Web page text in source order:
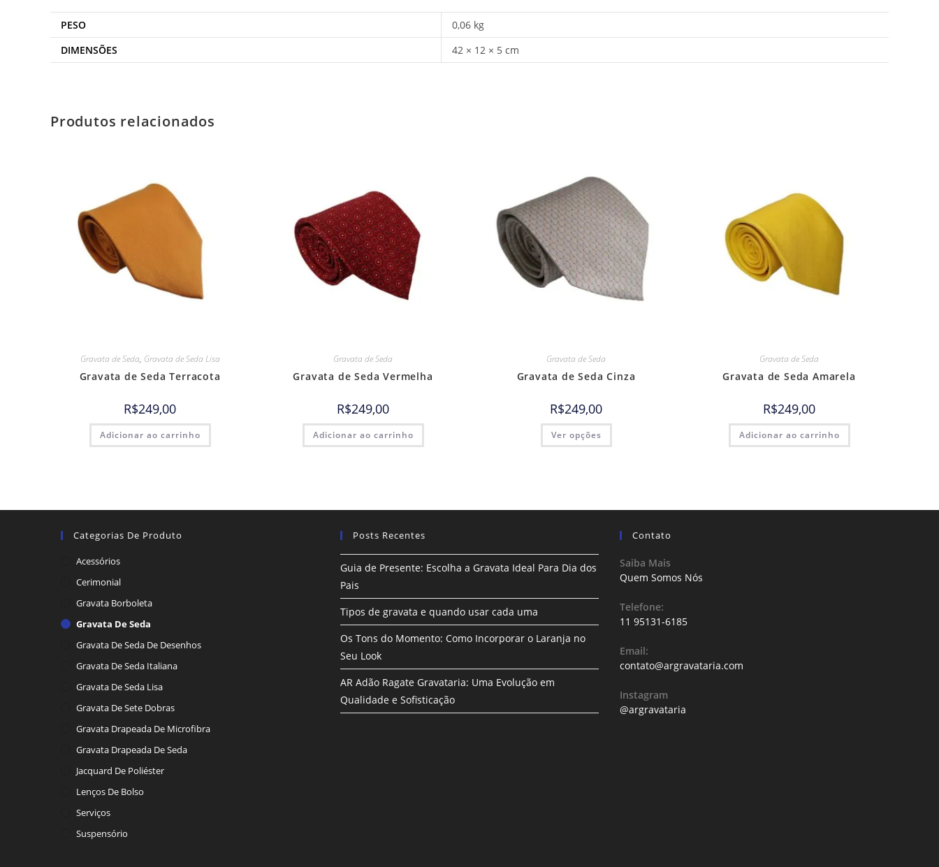
PESO
0,06 kg
DIMENSÕES
42 × 12 × 5 cm
Produtos relacionados
Gravata de Seda, Gravata de Seda Lisa
Gravata de Seda Terracota
R$249,00
Adicionar ao carrinho
Gravata de Seda
Gravata de Seda Vermelha
R$249,00
Adicionar ao carrinho
Gravata de Seda
Gravata de Seda Cinza
R$249,00
Ver opções
Gravata de Seda
Gravata de Seda Amarela
R$249,00
Adicionar ao carrinho
Categorias De Produto
Acessórios
Cerimonial
Gravata Borboleta
Gravata De Seda
Gravata De Seda De Desenhos
Gravata De Seda Italiana
Gravata De Seda Lisa
Gravata De Sete Dobras
Gravata Drapeada De Microfibra
Gravata Drapeada De Seda
Jacquard De Poliéster
Lenços De Bolso
Serviços
Suspensório
Posts Recentes
Guia de Presente: Escolha a Gravata Ideal Para Dia dos
Pais
Tipos de gravata e quando usar cada uma
Os Tons do Momento: Como Incorporar o Laranja no
Seu Look
AR Adão Ragate Gravataria: Uma Evolução em
Qualidade e Sofisticação
Contato
Saiba Mais
Quem Somos Nós
Telefone:
11 95131-6185
Email:
contato@argravataria.com
Instagram
@argravataria